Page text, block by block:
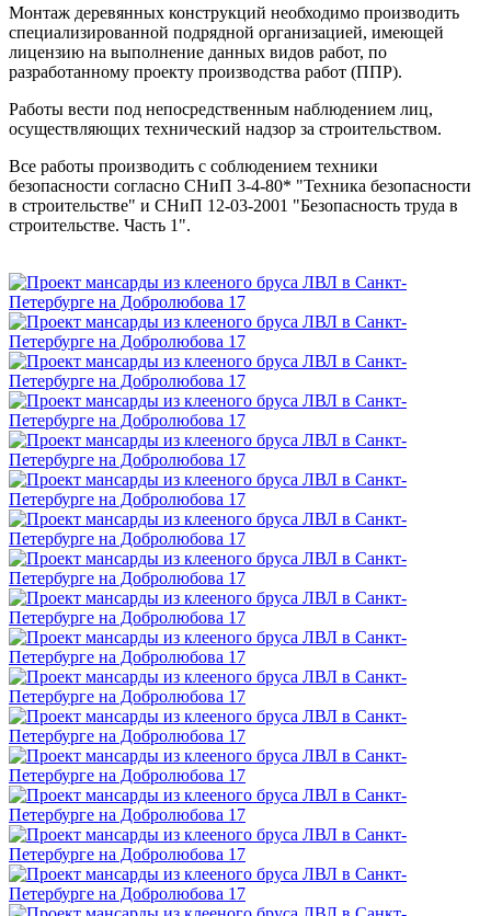
Монтаж деревянных конструкций необходимо производить
специализированной подрядной организацией, имеющей
лицензию на выполнение данных видов работ, по
разработанному проекту производства работ (ППР).
Работы вести под непосредственным наблюдением лиц,
осуществляющих технический надзор за строительством.
Все работы производить с соблюдением техники
безопасности согласно СНиП 3-4-80* "Техника безопасности
в строительстве" и СНиП 12-03-2001 "Безопасность труда в
строительстве. Часть 1".